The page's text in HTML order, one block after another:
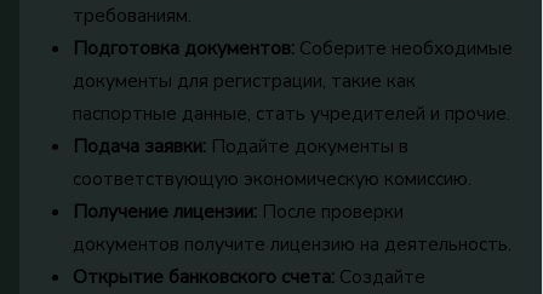
требованиям.
Подготовка документов: Соберите необходимые
документы для регистрации, такие как
паспортные данные, стать учредителей и прочие.
Подача заявки: Подайте документы в
соответствующую экономическую комиссию.
Получение лицензии: После проверки
документов получите лицензию на деятельность.
Открытие банковского счета: Создайте